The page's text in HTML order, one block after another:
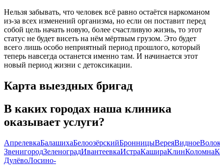
Нельзя забывать, что человек всё равно остаётся наркоманом
из-за всех изменений организма, но если он поставит перед
собой цель начать новую, более счастливую жизнь, то этот
статус не будет висеть на нём мёртвым грузом. Это будет
всего лишь особо неприятный период прошлого, который
теперь навсегда останется именно там. И начинается этот
новый период жизни с детоксикации.
Карта выездных бригад
В каких городах наша клиника
оказывает услуги?
АпрелевкаБалашихаБелоозёрскийБронницыВереяВидное
ЗвенигородЗеленоградИвантеевкаИстраКашираКлинКоломна
ДулёвоЛосино-